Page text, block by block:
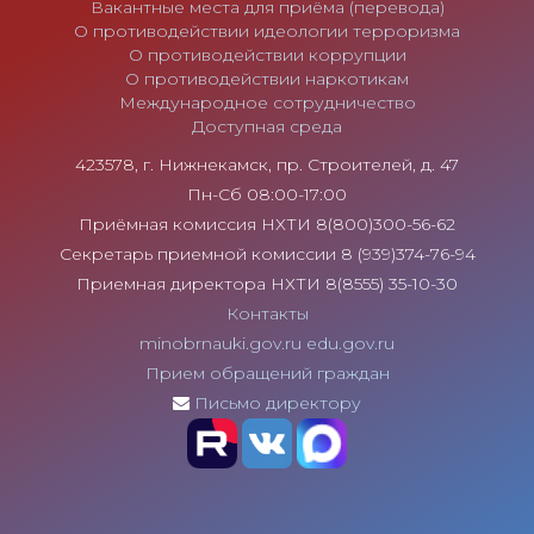
Вакантные места для приёма (перевода)
О противодействии идеологии терроризма
О противодействии коррупции
О противодействии наркотикам
Международное сотрудничество
Доступная среда
423578, г. Нижнекамск, пр. Строителей, д. 47
Пн-Сб 08:00-17:00
Приёмная комиссия НХТИ 8(800)300-56-62
Секретарь приемной комиссии 8 (939)374-76-94
Приемная директора НХТИ 8(8555) 35-10-30
Контакты
minobrnauki.gov.ru edu.gov.ru
Прием обращений граждан
Письмо директору